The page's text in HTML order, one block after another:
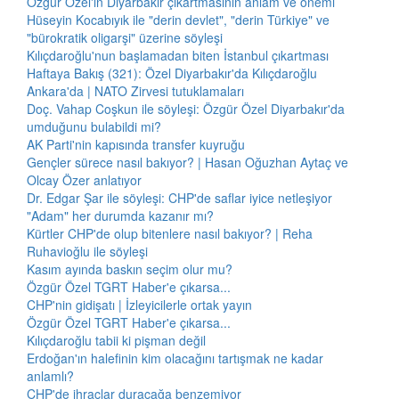
Hüseyin Kocabıyık ile "derin devlet", "derin Türkiye" ve
"bürokratik oligarşi" üzerine söyleşi
Kılıçdaroğlu'nun başlamadan biten İstanbul çıkartması
Haftaya Bakış (321): Özel Diyarbakır'da Kılıçdaroğlu
Ankara'da | NATO Zirvesi tutuklamaları
Doç. Vahap Coşkun ile söyleşi: Özgür Özel Diyarbakır'da
umduğunu bulabildi mi?
AK Parti'nin kapısında transfer kuyruğu
Gençler sürece nasıl bakıyor? | Hasan Oğuzhan Aytaç ve
Olcay Özer anlatıyor
Dr. Edgar Şar ile söyleşi: CHP'de saflar iyice netleşiyor
"Adam" her durumda kazanır mı?
Kürtler CHP'de olup bitenlere nasıl bakıyor? | Reha
Ruhavioğlu ile söyleşi
Kasım ayında baskın seçim olur mu?
Özgür Özel TGRT Haber'e çıkarsa...
CHP'nin gidişatı | İzleyicilerle ortak yayın
Özgür Özel TGRT Haber'e çıkarsa...
Kılıçdaroğlu tabii ki pişman değil
Erdoğan'ın halefinin kim olacağını tartışmak ne kadar
anlamlı?
CHP'de ihraçlar duracağa benzemiyor